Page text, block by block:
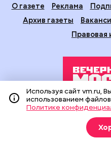
О газете Реклама
Архив газеты
Правовая
Издание создано при
средств массовой
На сайте применяются
(информационные
Используя сайт vm.ru,
использованием
Политике